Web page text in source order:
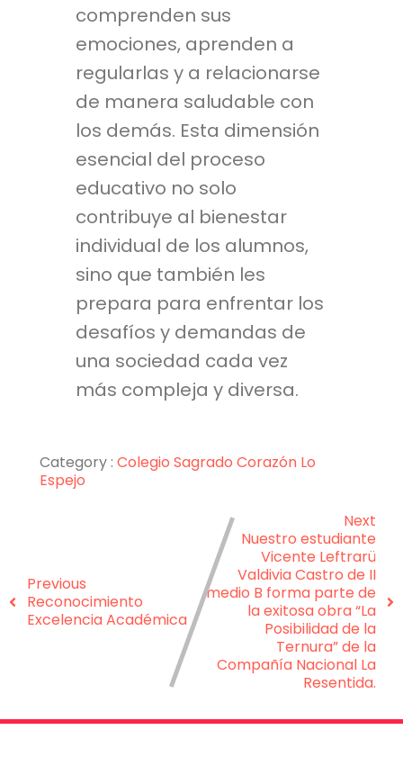
comprenden sus
emociones, aprenden a
regularlas y a relacionarse
de manera saludable con
los demás. Esta dimensión
esencial del proceso
educativo no solo
contribuye al bienestar
individual de los alumnos,
sino que también les
prepara para enfrentar los
desafíos y demandas de
una sociedad cada vez
más compleja y diversa.
Category : Colegio Sagrado Corazón Lo
Espejo
Previous
Reconocimiento
Excelencia Académica
Next
Nuestro estudiante
Vicente Leftrarü
Valdivia Castro de II
medio B forma parte de
la exitosa obra “La
Posibilidad de la
Ternura” de la
Compañía Nacional La
Resentida.